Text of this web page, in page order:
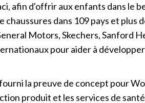
afin d'offrir aux enfants dans le
chaussures dans 109 pays et
Motors, Skechers, Sanford
pour aider à
la preuve de concept pour
produit et les services de